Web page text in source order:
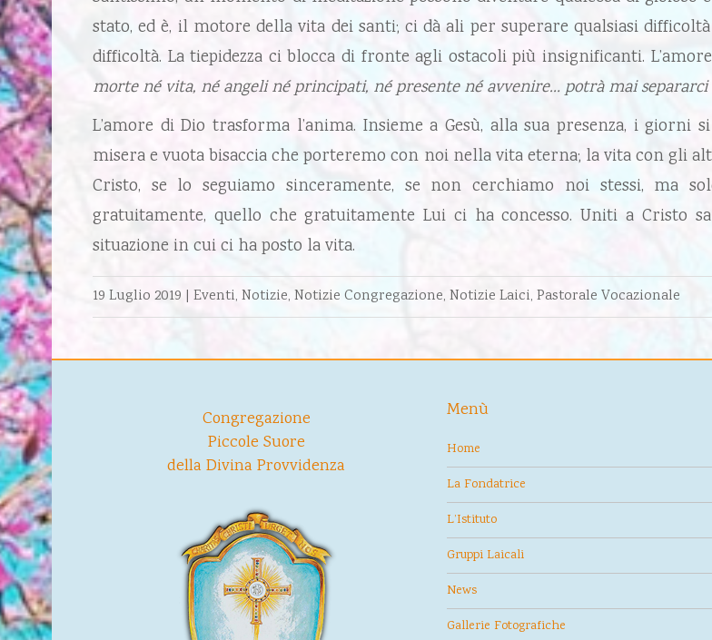
stato, ed è, il motore della vita dei santi; ci dà ali per superare qualsiasi
difficoltà. La tiepidezza ci blocca di fronte agli ostacoli più insignificanti.
morte né vita, né angeli né principati, né presente né avvenire… potrà mai separarci
L’amore di Dio trasforma l’anima. Insieme a Gesù, alla sua presenza, i
misera e vuota bisaccia che porteremo con noi nella vita eterna; la vita con gli
Cristo, se lo seguiamo sinceramente, se non cerchiamo noi stessi, ma
gratuitamente, quello che gratuitamente Lui ci ha concesso. Uniti a Cristo
situazione in cui ci ha posto la vita.
19 Luglio 2019 | Eventi, Notizie, Notizie Congregazione, Notizie Laici, Pastorale Vocazionale
Congregazione
Piccole Suore
della Divina Provvidenza
Menù
Home
La Fondatrice
L’Istituto
Gruppi Laicali
News
Gallerie Fotografiche